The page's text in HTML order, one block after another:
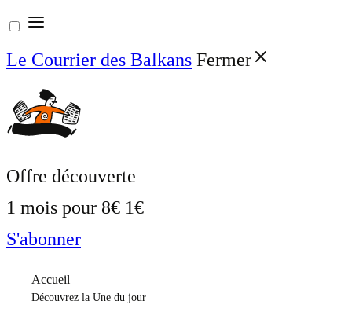
Aller
au
contenu
Le Courrier des Balkans Fermer
Offre découverte
1 mois pour 8€ 1€
S'abonner
Accueil
Découvrez la Une du jour